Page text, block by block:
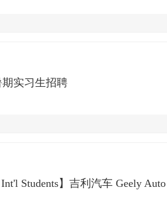
实习生招聘
Students】吉利汽车 Geely Auto